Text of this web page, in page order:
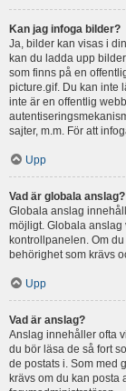
Kan jag infoga bilder?
Ja, bilder kan visas i
kan du ladda upp
som finns på en
picture.gif. Du kan inte
inte är en offentlig
sajter, m.m. För att
Upp
Vad är globala anslag?
Globala anslag
möjligt. Globala anslag
kontrollpanelen. Om
behörighet som krävs
Upp
Vad är anslag?
Anslag innehåller ofta
du bör läsa de så fort
de postats i. Som med
krävs om du kan posta